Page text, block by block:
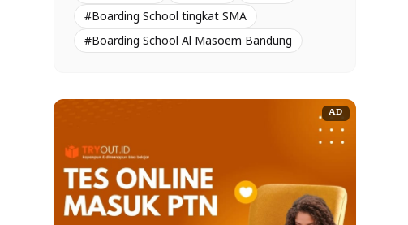
#Boarding School tingkat SMA
#Boarding School Al Masoem Bandung
AD